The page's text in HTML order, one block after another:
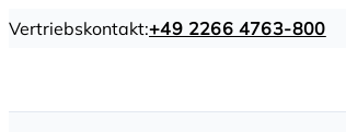
Vertriebskontakt:+49 2266 4763-800